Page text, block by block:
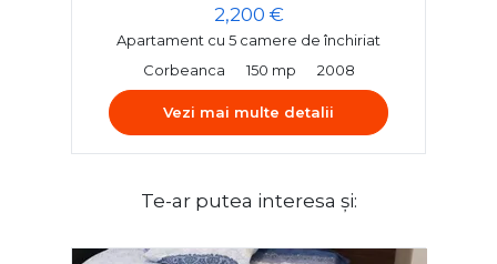
2,200 €
Apartament cu 5 camere de închiriat
Corbeanca
150 mp 2008
Vezi mai multe detalii
Te-ar putea interesa și: